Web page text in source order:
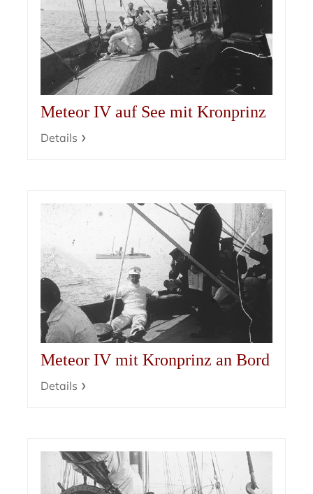
Meteor IV auf See mit Kronprinz
Details
Meteor IV mit Kronprinz an Bord
Details